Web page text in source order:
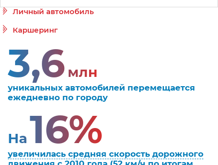
Личный автомобиль
Каршеринг
3,6 млн
уникальных автомобилей перемещается
ежедневно по городу
На16%
увеличилась средняя скорость дорожного